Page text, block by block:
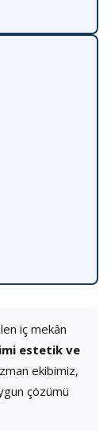
iç mekân
estetik ve
ekibimiz,
çözümü